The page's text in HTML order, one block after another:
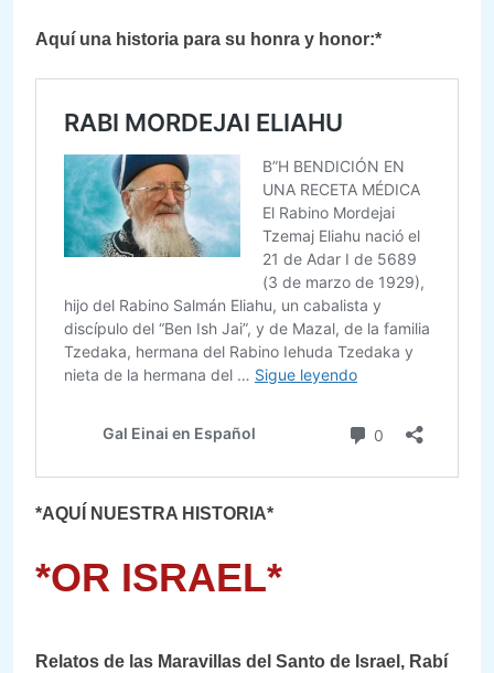
Aquí una historia para su honra y honor:*
*AQUÍ NUESTRA HISTORIA*
*OR ISRAEL*
Relatos de las Maravillas del Santo de Israel, Rabí